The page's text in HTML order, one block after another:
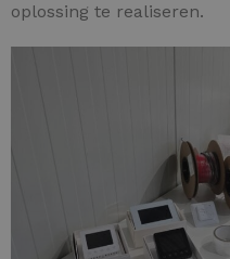
oplossing te realiseren.